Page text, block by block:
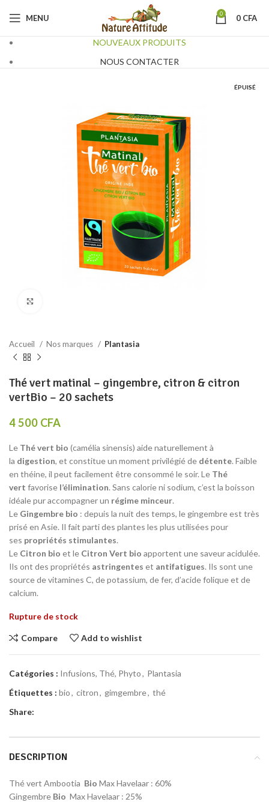
MENU 0 0 CFA
NOUVEAUX PRODUITS
NOUS CONTACTER
ÉPUISÉ
Accueil Nos marques Plantasia
Thé vert matinal – gingembre, citron & citron
vertBio – 20 sachets
4 500 CFA
Le Thé vert bio (camélia sinensis) aide naturellement à
la digestion, et constitue un moment privilégié de détente. Faible
en théine, il peut facilement être consommé le soir. Le Thé
vert favorise l’élimination. Sans calorie ni sodium, c’est la boisson
idéale pur accompagner un régime minceur.
Le Gingembre bio : depuis la nuit des temps, le gingembre est très
prisé en Asie. Il fait parti des plantes les plus utilisées pour
ses propriétés stimulantes.
Le Citron bio et le Citron Vert bio apportent une saveur acidulée.
Ils ont des propriétés astringentes et antifatigues. Ils sont une
source de vitamines C, de potassium, de fer, d’acide folique et de
calcium.
Rupture de stock
Compare Add to wishlist
Catégories : Infusions, Thé, Phyto, Plantasia
Étiquettes : bio, citron, gimgembre, thé
Share:
DESCRIPTION
Thé vert Ambootia Bio Max Havelaar : 60%
Gingembre Bio Max Havelaar : 25%